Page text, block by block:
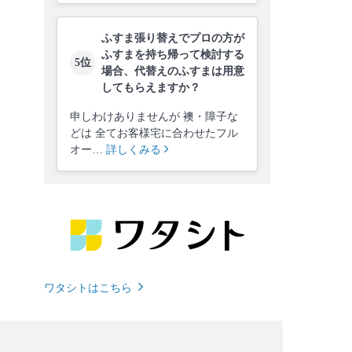
5位
ふすま張り替えでプロの方が
ふすまを持ち帰って検討する
場合、代替えのふすまは用意
してもらえますか？
申しわけありませんが 襖・障子な
どは 全てお客様宅に合わせたフル
オー… 詳しくみる
ワタシトはこちら